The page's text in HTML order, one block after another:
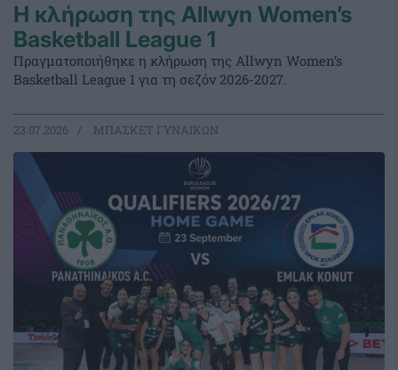
Η κλήρωση της Allwyn Women’s
Basketball League 1
Πραγματοποιήθηκε η κλήρωση της Allwyn Women’s
Basketball League 1 για τη σεζόν 2026-2027.
23.07.2026 ΜΠΑΣΚΕΤ ΓΥΝΑΙΚΩΝ